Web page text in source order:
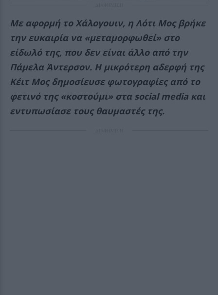
Με αφορμή το Χάλογουιν, η Λότι Μος βρήκε
την ευκαιρία να «μεταμορφωθεί» στο
είδωλό της, που δεν είναι άλλο από την
Πάμελα Άντερσον. Η μικρότερη αδερφή της
Κέιτ Μος δημοσίευσε φωτογραφίες από το
φετινό της «κοστούμι» στα social media και
εντυπωσίασε τους θαυμαστές της.